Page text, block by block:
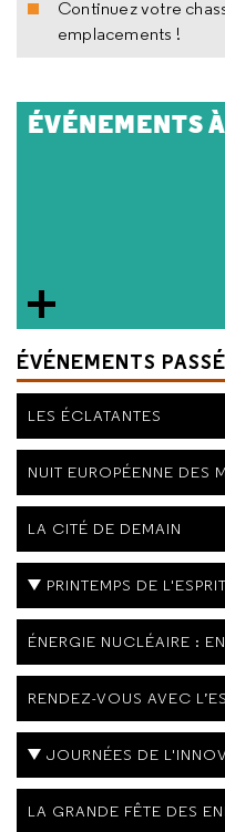
Continuez votre
emplacements !
ÉVÉNEMENTS
ÉVÉNEMENTS
LES ÉCLATANTES
NUIT EUROPÉENNE DES
LA CITÉ DE DEMAIN
PRINTEMPS DE
ÉNERGIE NUCLÉAIRE :
RENDEZ-VOUS AVEC
JOURNÉES DE
LA GRANDE FÊTE DES